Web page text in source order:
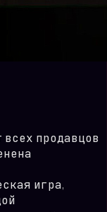
продавцов
игра,